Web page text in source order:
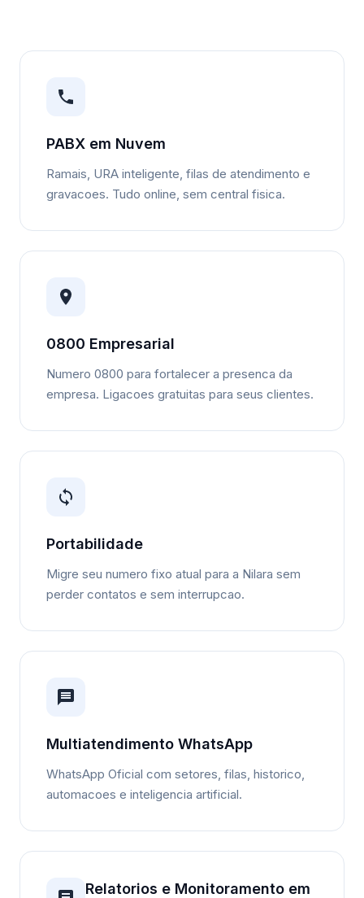
PABX em Nuvem
Ramais, URA inteligente, filas de atendimento e
gravacoes. Tudo online, sem central fisica.
0800 Empresarial
Numero 0800 para fortalecer a presenca da
empresa. Ligacoes gratuitas para seus clientes.
Portabilidade
Migre seu numero fixo atual para a Nilara sem
perder contatos e sem interrupcao.
Multiatendimento WhatsApp
WhatsApp Oficial com setores, filas, historico,
automacoes e inteligencia artificial.
Relatorios e Monitoramento em